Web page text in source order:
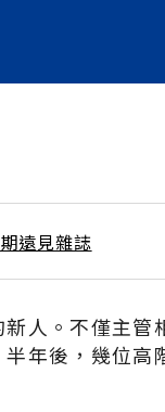
遠見雜誌
人。不僅主
年後，幾位